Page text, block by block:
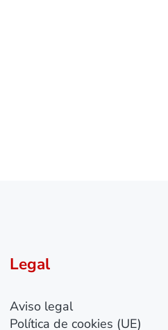
Legal
Aviso legal
Política de cookies (UE)